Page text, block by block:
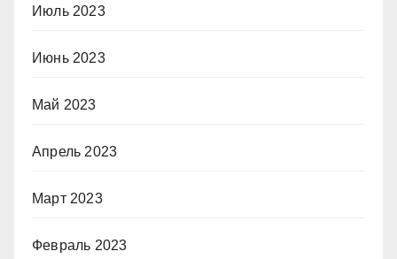
Июль 2023
Июнь 2023
Май 2023
Апрель 2023
Март 2023
Февраль 2023